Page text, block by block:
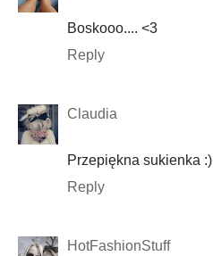
Boskooo.... <3
Reply
Claudia
Przepiękna sukienka :)
Reply
HotFashionStuff